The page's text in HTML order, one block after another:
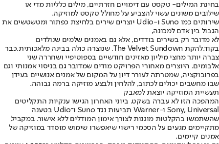
בחינת המילים- טקסט עם דימויים חזרתיים, מילים כלליות מדי או
שילובים משונים עשוי להצביע על מחולל טקסט למוזיקה.
שירותים כמו Suno ו-Udio יוצרים שירים בלחיצת כפתור ומטשטשים את
הגבול בין אדם למכונה,
לא מדובר רק בשירים בודדים, אלא גם באמנים שלמים שנולדים
בקוד.להקת The Velvet Sundown, שנוצרה כולה בבינה מלאכותית,
כבר
צברה יותר מחצי מיליון מאזינים חודשיים בספוטיפיי ושחררה שני
אלבומים. היוצרים מאחורי הפרויקט מודים שמדובר גם בניסוי אמנותי וגם
בפרובוקציה, שמטרתה לעורר דיון על המקום של אמנים אנושיים בעידן
שבו מחשבים יכולים לכתוב, להלחין ולבצע מוזיקה ברמה גבוהה.
תעשיית המוזיקה יוצאת למאבק
המהפכה הזו לא עברה בשקט. ביוני האחרון הגישו ענקיות התקליטים
Sony, Universal ו-Warner תביעות נגד Suno ו־Udio בטענה
שהשתמשו בהקלטות מוגנות לצורך אימון המודלים ללא אישור. במקביל,
מתקיימים מגעים על הסכמי רישוי שיאפשרו שימוש מוסדר במוזיקה של
אמנים קיימים.